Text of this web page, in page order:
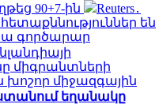
90+7-ին
Reuters․
են
գործարար
միգրանտների
միջազգային
եղանակը